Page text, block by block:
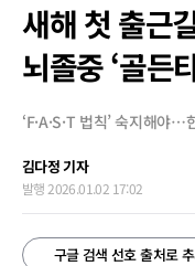
새해 첫 출근
뇌졸중 ‘골든
‘F·A·S·T 법칙’ 숙지해야
김다정 기자
발행 2026.01.02 17:02
구글 검색 선호 출처로